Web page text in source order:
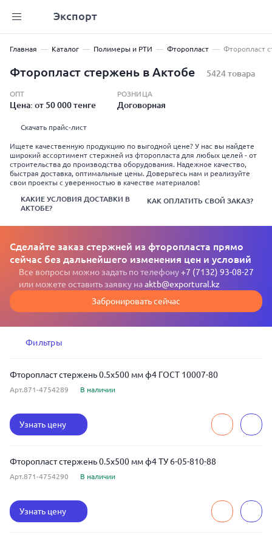
Экспорт
Главная Каталог Полимеры и РТИ Фторопласт Фторопласт
Фторопласт стержень в Актобе 5424 товара
ОПТ
Цена: от 50 000 тенге
РОЗНИЦА
Договорная
Скачать прайс-лист
Ищете качественную продукцию по выгодной цене? У нас вы найдете
широкий ассортимент стержней из фторопласта для любых целей - от
строительства до производства оборудования. Надежное качество,
быстрая доставка, оптимальные цены. Доверьтесь нам и реализуйте
свои проекты с уверенностью в качестве материалов!
КАКИЕ УСЛОВИЯ ДОСТАВКИ В
АКТОБЕ?
КАК ОПЛАТИТЬ СВОЙ ЗАКАЗ?
Сделайте заказ стержней из фторопласта прямо
сейчас без дальнейшего изменения цен и условий
Все вопросы можно задать по телефону+7 (7132) 93-08-27
или можете оставить заявку наaktb@exportural.kz
Забронировать сейчас
Фильтры
Фторопласт стержень 0.5x500 мм ф4 ГОСТ 10007-80
Арт.871-4754289 В наличии
Узнать цену
Фторопласт стержень 0.5x500 мм ф4 ТУ 6-05-810-88
Арт.871-4754290 В наличии
Узнать цену